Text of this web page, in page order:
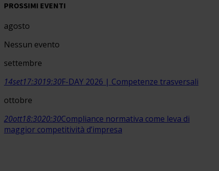
PROSSIMI EVENTI
agosto
Nessun evento
settembre
14set17:3019:30F-DAY 2026 | Competenze trasversali
ottobre
20ott18:3020:30Compliance normativa come leva di
maggior competitività d’impresa